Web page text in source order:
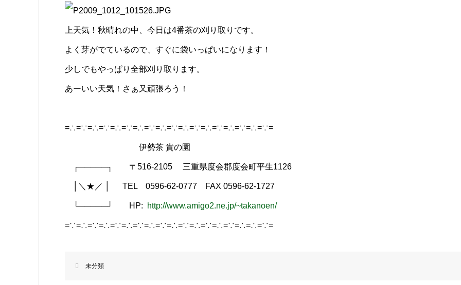
上天気！秋晴れの中、今日は4番茶の刈り取りです。
よく芽がでているので、すぐに袋いっぱいになります！
少しでもやっぱり全部刈り取ります。
あーいい天気！さぁ又頑張ろう！
=∴=∵=∴=∵=∴=∵=∴=∵=∴=∵=∴=∵=∴=∵=∴=∵=∴=∵=
伊勢茶 貴の園
┌─────┐ 〒516-2105 三重県度会郡度会町平生1126
│＼★／ │ TEL 0596-62-0777 FAX 0596-62-1727
└─────┘ HP: http://www.amigo2.ne.jp/~takanoen/
=∵=∴=∵=∴=∵=∴=∵=∴=∵=∴=∵=∴=∵=∴=∵=∴=∴=∵=
未分類